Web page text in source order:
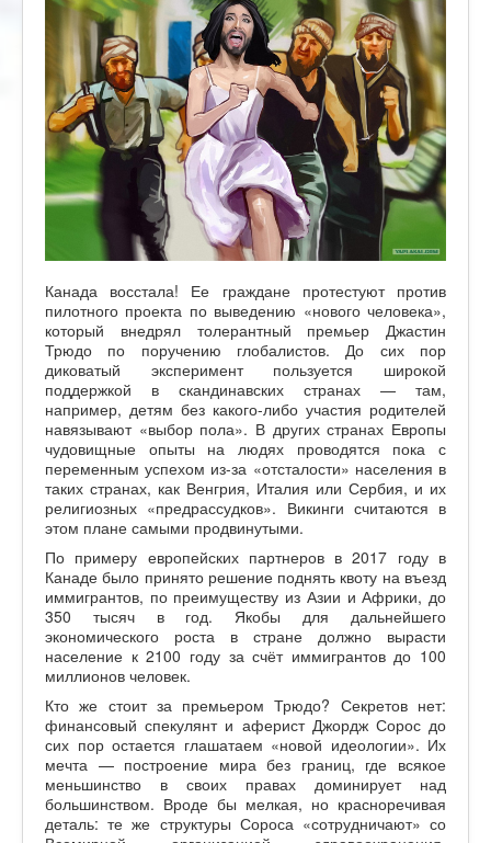
Канада восстала! Ее граждане протестуют против
пилотного проекта по выведению «нового человека»,
который внедрял толерантный премьер Джастин
Трюдо по поручению глобалистов. До сих пор
диковатый эксперимент пользуется широкой
поддержкой в скандинавских странах — там,
например, детям без какого-либо участия родителей
навязывают «выбор пола». В других странах Европы
чудовищные опыты на людях проводятся пока с
переменным успехом из-за «отсталости» населения в
таких странах, как Венгрия, Италия или Сербия, и их
религиозных «предрассудков». Викинги считаются в
этом плане самыми продвинутыми.
По примеру европейских партнеров в 2017 году в
Канаде было принято решение поднять квоту на въезд
иммигрантов, по преимуществу из Азии и Африки, до
350 тысяч в год. Якобы для дальнейшего
экономического роста в стране должно вырасти
население к 2100 году за счёт иммигрантов до 100
миллионов человек.
Кто же стоит за премьером Трюдо? Секретов нет:
финансовый спекулянт и аферист Джордж Сорос до
сих пор остается глашатаем «новой идеологии». Их
мечта — построение мира без границ, где всякое
меньшинство в своих правах доминирует над
большинством. Вроде бы мелкая, но красноречивая
деталь: те же структуры Сороса «сотрудничают» со